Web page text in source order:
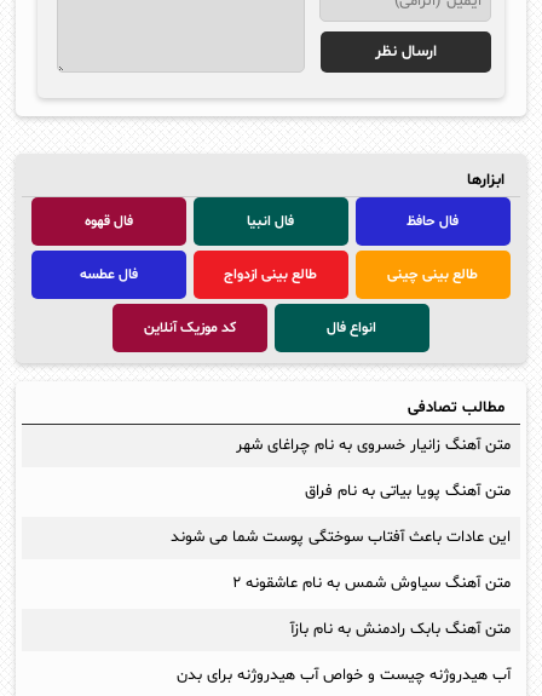
ابزارها
فال حافظ فال انبیا فال قهوه
طالع بینی چینی طالع بینی ازدواج فال عطسه
انواع فال کد موزیک آنلاین
مطالب تصادفی
متن آهنگ زانیار خسروی به نام چراغای شهر
متن آهنگ پویا بیاتی به نام فراق
این عادات باعث آفتاب سوختگی پوست شما می شوند
متن آهنگ سیاوش شمس به نام عاشقونه ۲
متن آهنگ بابک رادمنش به نام بازآ
آب هیدروژنه چیست و خواص آب هیدروژنه برای بدن